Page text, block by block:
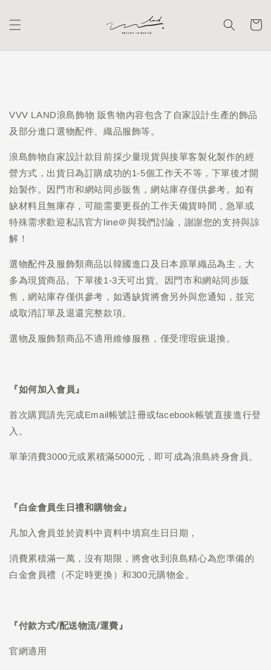
VVV LAND浪島飾物 販售物內容包含了自家設計生產的飾品
及部分進口選物配件、織品服飾等。
浪島飾物自家設計款目前採少量現貨與接單客製化製作的經
營方式，出貨日為訂購成功的1-5個工作天不等，下單後才開
始製作。因門市和網站同步販售，網站庫存僅供參考。如有
缺材料且無庫存，可能需要更長的工作天備貨時間，急單或
特殊需求歡迎私訊官方line＠與我們討論，謝謝您的支持與諒
解！
選物配件及服飾類商品以韓國進口及日本原單織品為主，大
多為現貨商品。下單後1-3天可出貨。因門市和網站同步販
售，網站庫存僅供參考，如遇缺貨將會另外與您通知，並完
成取消訂單及退還完整款項。
選物及服飾類商品不適用維修服務，僅受理瑕疵退換。
『如何加入會員』
首次購買請先完成Email帳號註冊或facebook帳號直接進行登
入。
單筆消費3000元或累積滿5000元，即可成為浪島終身會員。
『白金會員生日禮和購物金』
凡加入會員並於資料中資料中填寫生日日期，
消費累積滿一萬，沒有期限，將會收到浪島精心為您準備的
白金會員禮（不定時更換）和300元購物金。
『付款方式/配送物流/運費』
官網適用